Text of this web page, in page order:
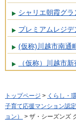
シャリエ朝霞グラ
プレミアムレジ
(仮称)川越市南通
（仮称）川越市
トップページ > くらし・
子育て応援マンション認
ョン）
> ザ・シーズンズ